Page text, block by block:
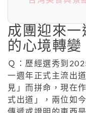
成團迎來一
的心境轉變
Ｑ：歷經選秀到
一週年正式主流出
見」而拼命，現在
式出道」，兩位如